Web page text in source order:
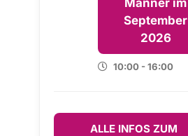
Männer im
September
2026
10:00 - 16:00
ALLE INFOS ZUM